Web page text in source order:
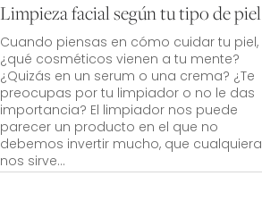
Limpieza facial según tu tipo de piel
Cuando piensas en cómo cuidar tu piel,
¿qué cosméticos vienen a tu mente?
¿Quizás en un serum o una crema? ¿Te
preocupas por tu limpiador o no le das
importancia? El limpiador nos puede
parecer un producto en el que no
debemos invertir mucho, que cualquiera
nos sirve...